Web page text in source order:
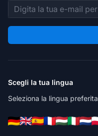
Indirizzo email
Scegli la tua lingua
Seleziona la lingua